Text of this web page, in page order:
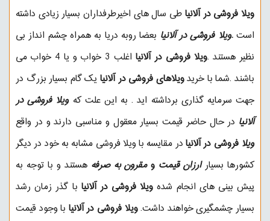
ویلا فروشی در آلانیاطی سال های اخیرطرفداران بسیار زیادی داشته
است.ویلا فروشی در آلانیا بعضا روبه دریا به همراه چشم انداز بی
نظیر هستند .ویلا فروشی در آلانیا
اغلب 3 خواب و یا 4 خواب می
باشند .شما با خریدویلاهای فروشی در آلانیایک گام بسیار بزرگ در
جهت سرمایه گذاری برداشته اید . به این علت کهویلا فروشی در
آلانیا در حال حاضر قیمت بسیار معقول و مناسبی دارند و در واقع
ویلافروشی در آلانیادر مقایسه با ویلا فروشی مشابه به خود در دیگر
کشورها بسیارارزان قیمت ومقرون به صرفه هستند و با توجه به
پیش بینی های انجام شده ویلا فروشی در آلانیا با گذر زمان رشد
بسیار چشمگیری خواهند داشت.ویلا فروشی در آلانیا با وجود قیمت